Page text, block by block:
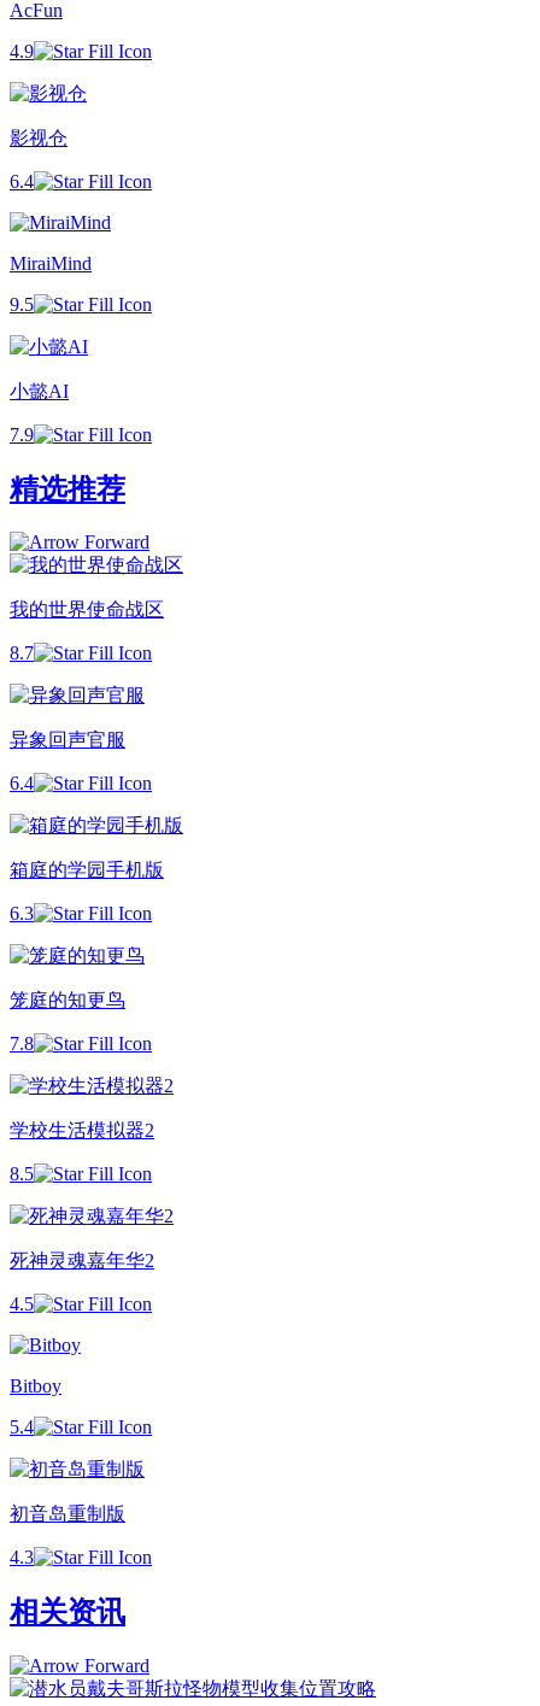
AcFun
4.9
影视仓
6.4
MiraiMind
9.5
小懿AI
7.9
精选推荐
我的世界使命战区
8.7
异象回声官服
6.4
箱庭的学园手机版
6.3
笼庭的知更鸟
7.8
学校生活模拟器2
8.5
死神灵魂嘉年华2
4.5
Bitboy
5.4
初音岛重制版
4.3
相关资讯